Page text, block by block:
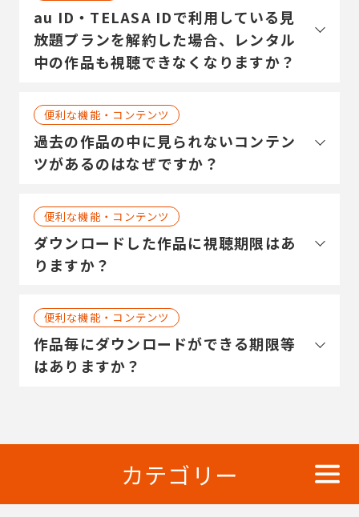
au ID・TELASA IDで利用している見
放題プランを解約した場合、レンタル
中の作品も視聴できなくなりますか？
便利な機能・コンテンツ
過去の作品の中に見られないコンテン
ツがあるのはなぜですか？
便利な機能・コンテンツ
ダウンロードした作品に視聴期限はあ
りますか？
便利な機能・コンテンツ
作品毎にダウンロードができる期限等
はありますか？
カテゴリー